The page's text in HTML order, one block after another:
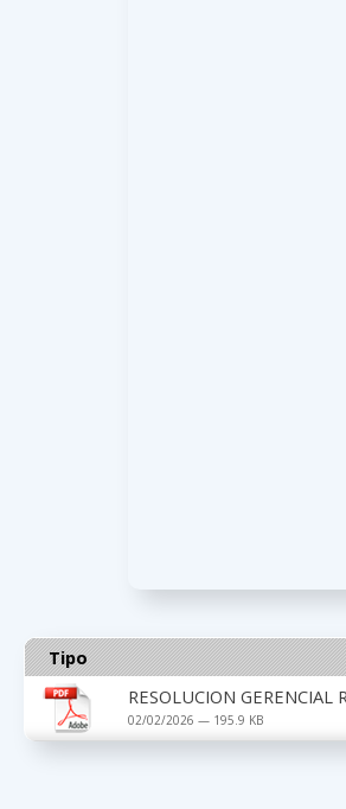
Tipo
RESOLUCION GERENCIAL
02/02/2026 — 195.9 KB